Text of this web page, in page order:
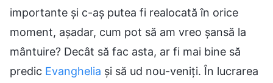
importante și c-aș putea fi realocată în orice
moment, așadar, cum pot să am vreo șansă la
mântuire? Decât să fac asta, ar fi mai bine să
predic Evanghelia și să ud nou-veniți. În lucrarea